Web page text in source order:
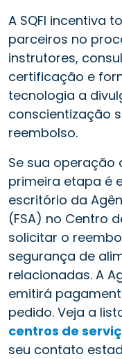
A SQFI incentiva
parceiros no
instrutores,
certificação e
tecnologia a
conscientização
reembolso.
Se sua operação
primeira etapa é
escritório da
(FSA) no Centro
solicitar o
segurança de
relacionadas. A
emitirá
pedido. Veja a
centros de
seu contato